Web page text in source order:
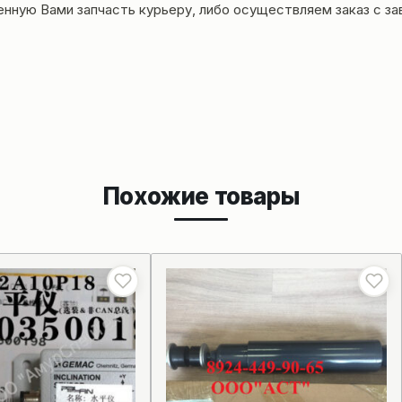
Вами запчасть курьеру, либо осуществляем заказ с
Похожие товары